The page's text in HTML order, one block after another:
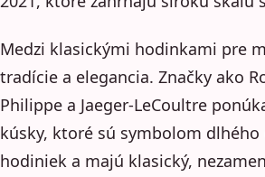
Medzi klasickými hodinkami pre
tradície a elegancia. Značky ako
Philippe a Jaeger-LeCoultre
kúsky, ktoré sú symbolom dlhého
hodiniek a majú klasický,